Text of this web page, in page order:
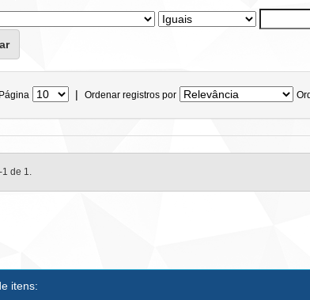
| Ordenar registros por
1 de 1.
itens: